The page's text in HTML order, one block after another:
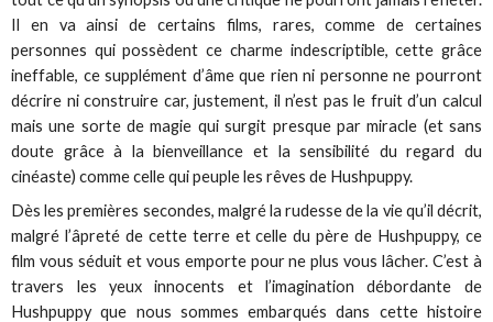
Il en va ainsi de certains films, rares, comme de certaines
personnes qui possèdent ce charme indescriptible, cette grâce
ineffable, ce supplément d’âme que rien ni personne ne pourront
décrire ni construire car, justement, il n’est pas le fruit d’un calcul
mais une sorte de magie qui surgit presque par miracle (et sans
doute grâce à la bienveillance et la sensibilité du regard du
cinéaste) comme celle qui peuple les rêves de Hushpuppy.
Dès les premières secondes, malgré la rudesse de la vie qu’il décrit,
malgré l’âpreté de cette terre et celle du père de Hushpuppy, ce
film vous séduit et vous emporte pour ne plus vous lâcher. C’est à
travers les yeux innocents et l’imagination débordante de
Hushpuppy que nous sommes embarqués dans cette histoire